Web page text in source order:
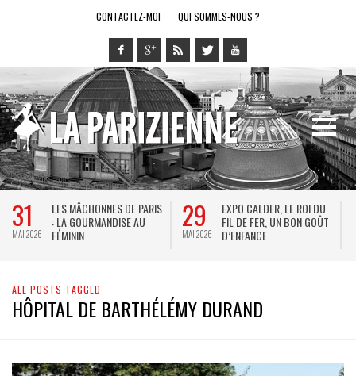
CONTACTEZ-MOI QUI SOMMES-NOUS ?
31
MAI 2026
LES MÂCHONNES DE PARIS
: LA GOURMANDISE AU
FÉMININ
29
MAI 2026
EXPO CALDER, LE ROI DU
FIL DE FER, UN BON GOÛT
D’ENFANCE
ALL POSTS TAGGED
HÔPITAL DE BARTHÉLÉMY DURAND